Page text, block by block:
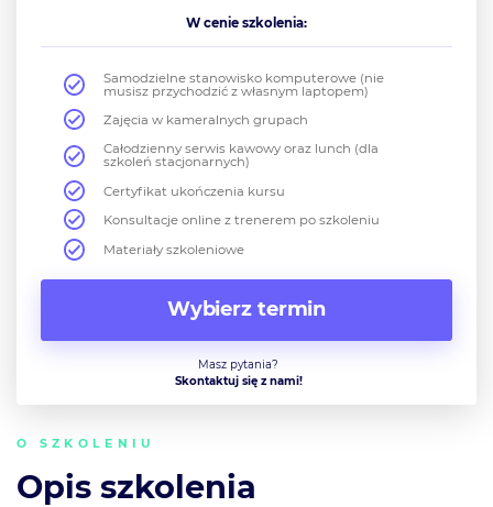
O SZKOLENIU
Opis szkolenia
W cenie szkolenia:
Samodzielne stanowisko komputerowe (nie
musisz przychodzić z własnym laptopem)
Zajęcia w kameralnych grupach
Całodzienny serwis kawowy oraz lunch (dla
szkoleń stacjonarnych)
Certyfikat ukończenia kursu
Konsultacje online z trenerem po szkoleniu
Materiały szkoleniowe
Wybierz termin
Masz pytania?
Skontaktuj się z nami!